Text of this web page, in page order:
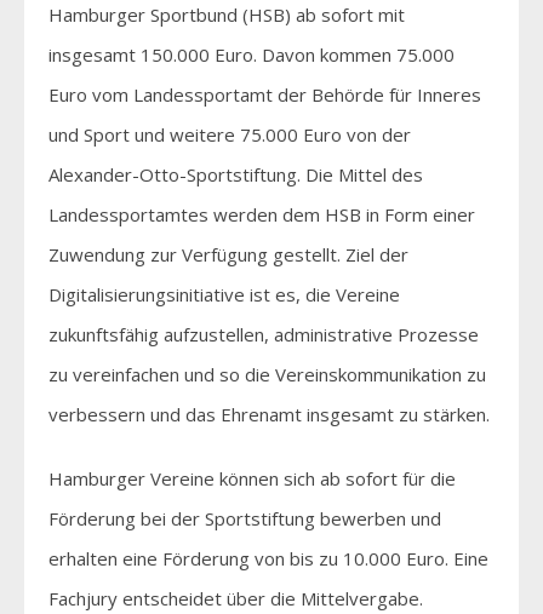
Hamburger Sportbund (HSB) ab sofort mit
insgesamt 150.000 Euro. Davon kommen 75.000
Euro vom Landessportamt der Behörde für Inneres
und Sport und weitere 75.000 Euro von der
Alexander-Otto-Sportstiftung. Die Mittel des
Landessportamtes werden dem HSB in Form einer
Zuwendung zur Verfügung gestellt. Ziel der
Digitalisierungsinitiative ist es, die Vereine
zukunftsfähig aufzustellen, administrative Prozesse
zu vereinfachen und so die Vereinskommunikation zu
verbessern und das Ehrenamt insgesamt zu stärken.
Hamburger Vereine können sich ab sofort für die
Förderung bei der Sportstiftung bewerben und
erhalten eine Förderung von bis zu 10.000 Euro. Eine
Fachjury entscheidet über die Mittelvergabe.